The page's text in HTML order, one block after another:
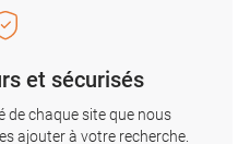
et sécurisés
de chaque site que nous
ajouter à votre recherche.